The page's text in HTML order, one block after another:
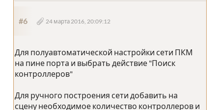
#6 24 марта 2016, 20:09:12
Для полуавтоматической настройки сети ПКМ
на пине порта и выбрать действие "Поиск
контроллеров"
Для ручного построения сети добавить на
сцену необходимое количество контроллеров и